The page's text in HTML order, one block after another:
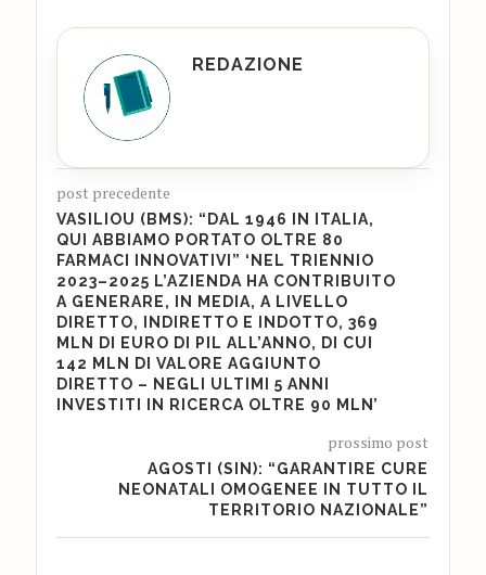
REDAZIONE
post precedente
VASILIOU (BMS): “DAL 1946 IN ITALIA,
QUI ABBIAMO PORTATO OLTRE 80
FARMACI INNOVATIVI” ‘NEL TRIENNIO
2023–2025 L’AZIENDA HA CONTRIBUITO
A GENERARE, IN MEDIA, A LIVELLO
DIRETTO, INDIRETTO E INDOTTO, 369
MLN DI EURO DI PIL ALL’ANNO, DI CUI
142 MLN DI VALORE AGGIUNTO
DIRETTO – NEGLI ULTIMI 5 ANNI
INVESTITI IN RICERCA OLTRE 90 MLN’
prossimo post
AGOSTI (SIN): “GARANTIRE CURE
NEONATALI OMOGENEE IN TUTTO IL
TERRITORIO NAZIONALE”